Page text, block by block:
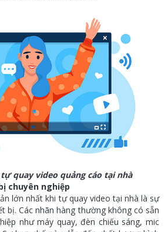
quay video quảng cáo tại nhà
chuyên nghiệp
lớn nhất khi tự quay video tại nhà là sự
bị. Các nhãn hàng thường không có sẵn
như máy quay, đèn chiếu sáng, mic